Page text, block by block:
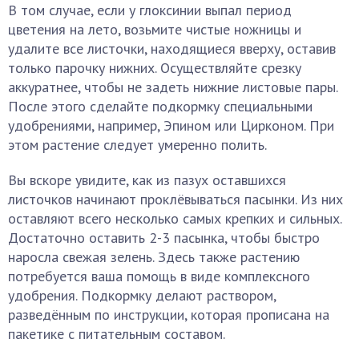
В том случае, если у глоксинии выпал период
цветения на лето, возьмите чистые ножницы и
удалите все листочки, находящиеся вверху, оставив
только парочку нижних. Осуществляйте срезку
аккуратнее, чтобы не задеть нижние листовые пары.
После этого сделайте подкормку специальными
удобрениями, например, Эпином или Цирконом. При
этом растение следует умеренно полить.
Вы вскоре увидите, как из пазух оставшихся
листочков начинают проклёвываться пасынки. Из них
оставляют всего несколько самых крепких и сильных.
Достаточно оставить 2-3 пасынка, чтобы быстро
наросла свежая зелень. Здесь также растению
потребуется ваша помощь в виде комплексного
удобрения. Подкормку делают раствором,
разведённым по инструкции, которая прописана на
пакетике с питательным составом.